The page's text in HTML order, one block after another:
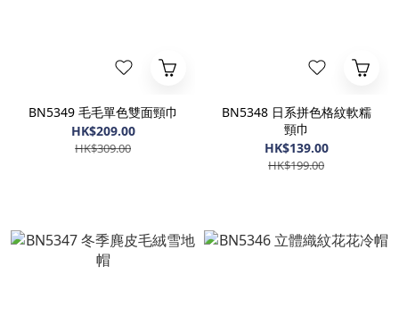
BN5349 毛毛單色雙面頸巾
HK$209.00
HK$309.00
BN5348 日系拼色格紋軟糯
頸巾
HK$139.00
HK$199.00